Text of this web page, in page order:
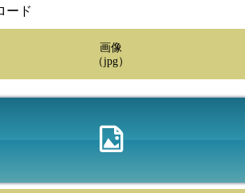
ード
画像
（jpg）